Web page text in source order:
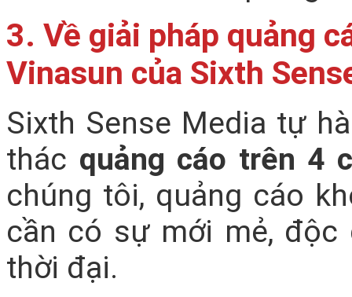
3. Về giải pháp quảng
Vinasun của Sixth
Sixth Sense Media tự
thác quảng cáo trên 4
chúng tôi, quảng cáo
cần có sự mới mẻ, độc
thời đại.